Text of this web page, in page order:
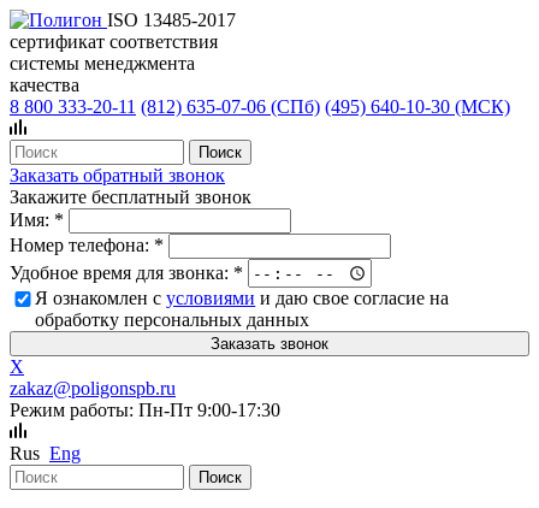
ISO 13485-2017
сертификат соответствия
системы менеджмента
качества
8 800 333-20-11 (812) 635-07-06 (СПб) (495) 640-10-30 (МСК)
Заказать обратный звонок
Закажите бесплатный звонок
Имя: *
Номер телефона: *
Удобное время для звонка: *
Я ознакомлен сусловиями и даю свое согласие на
обработку персональных данных
X
zakaz@poligonspb.ru
Режим работы: Пн-Пт 9:00-17:30
Rus Eng